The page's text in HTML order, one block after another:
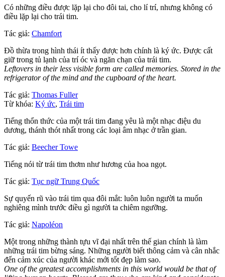
Có những điều được lặp lại cho đôi tai, cho lí trí, nhưng không có
điều lặp lại cho trái tim.
Tác giả: Chamfort
Đồ thừa trong hình thái ít thấy được hơn chính là ký ức. Được cất
giữ trong tủ lạnh của trí óc và ngăn chạn của trái tim.
Leftovers in their less visible form are called memories. Stored in the
refrigerator of the mind and the cupboard of the heart.
Tác giả: Thomas Fuller
Từ khóa: Ký ức, Trái tim
Tiếng thổn thức của một trái tim đang yêu là một nhạc điệu du
dương, thánh thót nhất trong các loại âm nhạc ở trần gian.
Tác giả: Beecher Towe
Tiếng nói từ trái tim thơm như hương của hoa ngọt.
Tác giả: Tục ngữ Trung Quốc
Sự quyến rũ vào trái tim qua đôi mắt: luôn luôn người ta muốn
nghiêng mình trước điều gì người ta chiêm ngưỡng.
Tác giả: Napoléon
Một trong những thành tựu vĩ đại nhất trên thế gian chính là làm
những trái tim bừng sáng. Những người biết thông cảm và cân nhắc
đến cảm xúc của người khác mới tốt đẹp làm sao.
One of the greatest accomplishments in this world would be that of